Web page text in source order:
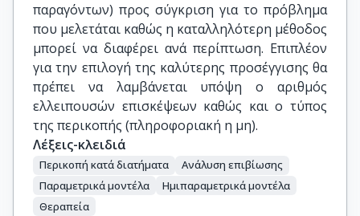
παραγόντων) προς σύγκριση για το πρόβλημα
που μελετάται καθώς η καταλληλότερη μέθοδος
μπορεί να διαφέρει ανά περίπτωση. Επιπλέον
για την επιλογή της καλύτερης προσέγγισης θα
πρέπει να λαμβάνεται υπόψη ο αριθμός
ελλειπουσών επισκέψεων καθώς και ο τύπος
της περικοπής (πληροφοριακή η μη).
Λέξεις-κλειδιά
Περικοπή κατά διατήματα
Ανάλυση επιβίωσης
Παραμετρικά μοντέλα
Ημιπαραμετρικά μοντέλα
Θεραπεία